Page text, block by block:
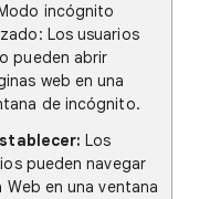
incógnito
Los usuarios
pueden abrir
web en una
de incógnito.
Los
pueden navegar
Web en una ventana